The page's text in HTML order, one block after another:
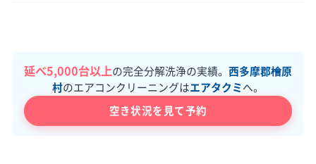
延べ5,000台以上の完全分解洗浄の実績。 西多摩郡檜原
村のエアコンクリーニングはエアタクミへ。
空き状況を見て予約